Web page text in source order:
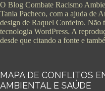
O Blog Combate Racismo
Tania Pacheco, com a ajuda de
design de Raquel Cordeiro. Não
tecnologia WordPress. A
desde que citando a fonte e
MAPA DE CONFLITOS
AMBIENTAL E SAÚDE